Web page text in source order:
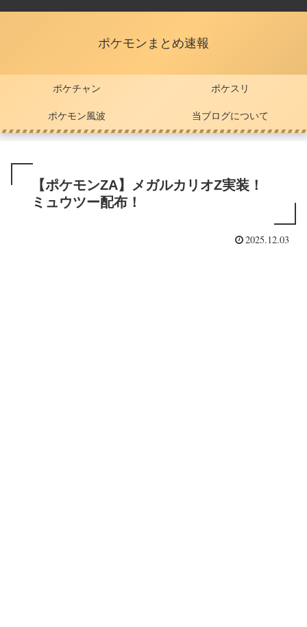
ポケモンまとめ速報
ポケチャン ポケスリ
ポケモン風波 当ブログについて
【ポケモンZA】メガルカリオZ実装！
ミュウツー配布！
2025.12.03